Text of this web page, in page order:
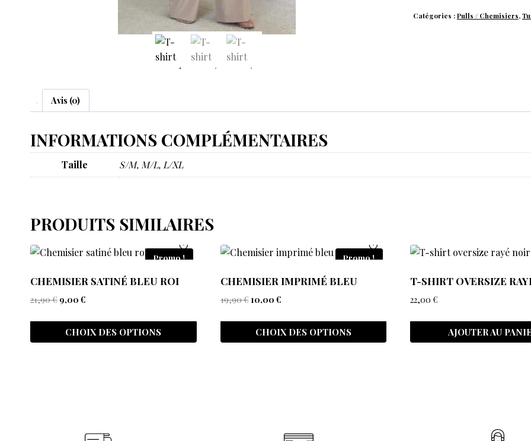
Catégories : Pulls / Chemisiers,
Avis (0)
INFORMATIONS COMPLÉMENTAIRES
Taille S/M, M/L, L/XL
PRODUITS SIMILAIRES
Promo !
CHEMISIER SATINÉ BLEU ROI
21,90€ 9,00 €
CHOIX DES OPTIONS
Promo !
CHEMISIER IMPRIMÉ BLEU
19,90€10,00 €
CHOIX DES OPTIONS
T-SHIRT OVERSIZE
22,00 €
AJOUTER AU